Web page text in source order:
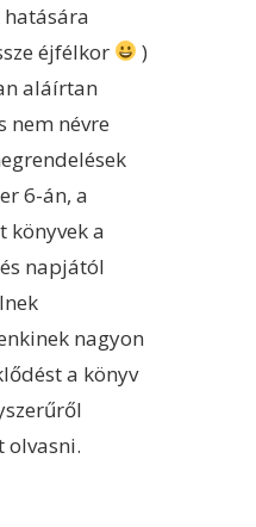
éjfélkor
)
aláírtan
nem névre
6-án, a
könyvek a
napjától
nagyon
a könyv
olvasni.